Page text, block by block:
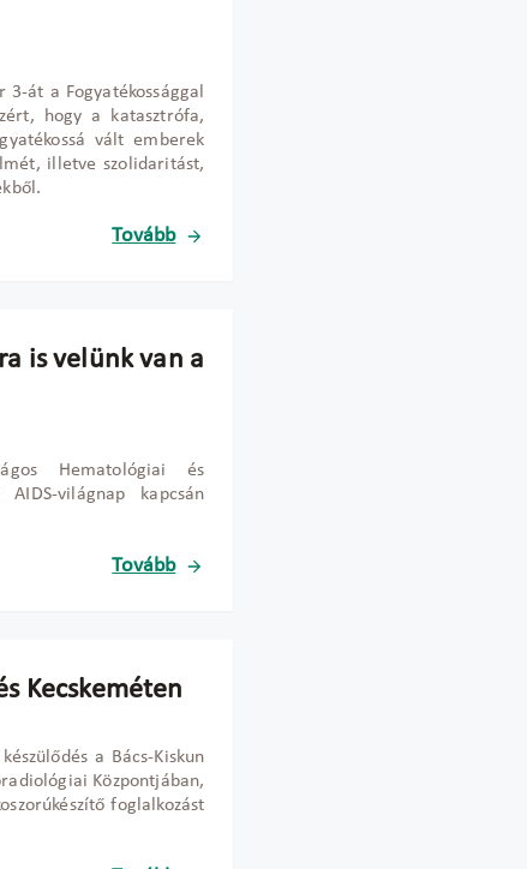
át a Fogyatékossággal
hogy a katasztrófa,
vált emberek
illetve szolidaritást,
ől.
Tovább
is velünk van a
ágos Hematológiai és
világnap kapcsán
Tovább
Kecskeméten
ődés a Bács-Kiskun
Központjában,
ő foglalkozást